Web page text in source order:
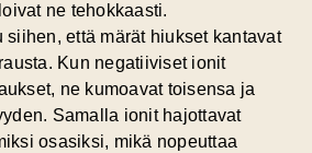
ne tehokkaasti.
siihen, että märät hiukset kantavat
Kun negatiiviset ionit
ne kumoavat toisensa ja
Samalla ionit hajottavat
osasiksi, mikä nopeuttaa